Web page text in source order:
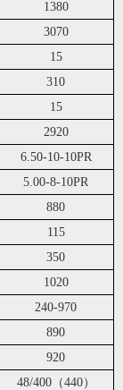
1380
3070
15
310
15
2920
6.50-10-10PR
5.00-8-10PR
880
115
350
1020
240-970
890
920
48/400（440）